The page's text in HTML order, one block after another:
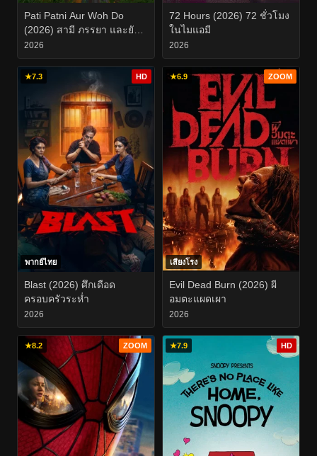
Pati Patni Aur Woh Do
(2026) สามี ภรรยา และยัย
สองสาวตัวป่วน
2026
72 Hours (2026) 72 ชั่วโมง
ในไมแอมี
2026
★7.3 HD
พากย์ไทย
Blast (2026) ศึกเดือด
ครอบครัวระห่ำ
2026
★6.9 ZOOM
เสียงโรง
Evil Dead Burn (2026) ผี
อมตะแผดเผา
2026
★8.2 ZOOM ★7.9 HD